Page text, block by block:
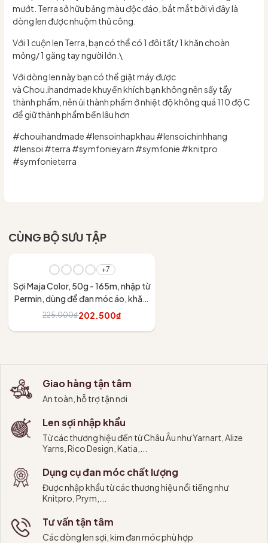
mướt. Terra sở hữu bảng màu độc đáo, bắt mắt bởi vì đây là
dòng len được nhuộm thủ công.
Với 1 cuộn len Terra, bạn có thể có 1 đôi tất/ 1 khăn choàn
mỏng/ 1 găng tay người lớn.\
Với dòng len này bạn có thể giặt máy được
và Chou.ihandmade khuyến khích bạn không nên sấy tẩy
thành phẩm, nên ủi thành phẩm ở nhiệt độ không quá 110 độ C
để giữ thành phẩm bền lâu hơn
#chouihandmade #lensoinhapkhau #lensoichinhhang
#lensoi #terra #symfonieyarn #symfonie #knitpro
#symfonieterra
CÙNG BỘ SƯU TẬP
+7
Sợi Maja Color, 50g - 165m, nhập từ
Permin, dùng để đan móc áo, khăn,
váy
225.000₫202.500₫
Giao hàng tận tâm
An toàn, hỗ trợ tận nơi
Len sợi nhập khẩu
Từ các thương hiệu đến từ Châu Âu như Yarnart, Alize
Yarns, Rico Design, Katia,...
Dụng cụ đan móc chất lượng
Được nhập khẩu từ các thương hiệu nổi tiếng như
Knitpro, Prym,...
Tư vấn tận tâm
Các dòng len sợi, kim đan móc phù hợp